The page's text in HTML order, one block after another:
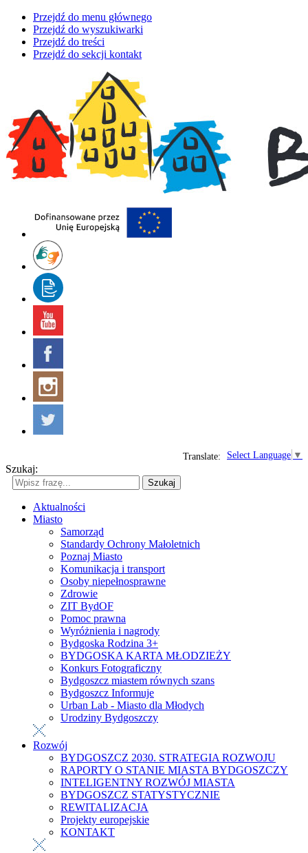
Przejdź do menu głównego
Przejdź do wyszukiwarki
Przejdź do treści
Przejdź do sekcji kontakt
Select Language ▼
Translate:
Szukaj:
Szukaj
Aktualności
Miasto
Samorząd
Standardy Ochrony Małoletnich
Poznaj Miasto
Komunikacja i transport
Osoby niepełnosprawne
Zdrowie
ZIT BydOF
Pomoc prawna
Wyróżnienia i nagrody
Bydgoska Rodzina 3+
BYDGOSKA KARTA MŁODZIEŻY
Konkurs Fotograficzny
Bydgoszcz miastem równych szans
Bydgoszcz Informuje
Urban Lab - Miasto dla Młodych
Urodziny Bydgoszczy
Rozwój
BYDGOSZCZ 2030. STRATEGIA ROZWOJU
RAPORTY O STANIE MIASTA BYDGOSZCZY
INTELIGENTNY ROZWÓJ MIASTA
BYDGOSZCZ STATYSTYCZNIE
REWITALIZACJA
Projekty europejskie
KONTAKT